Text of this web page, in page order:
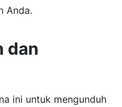
Anda.
dan
ini untuk mengunduh